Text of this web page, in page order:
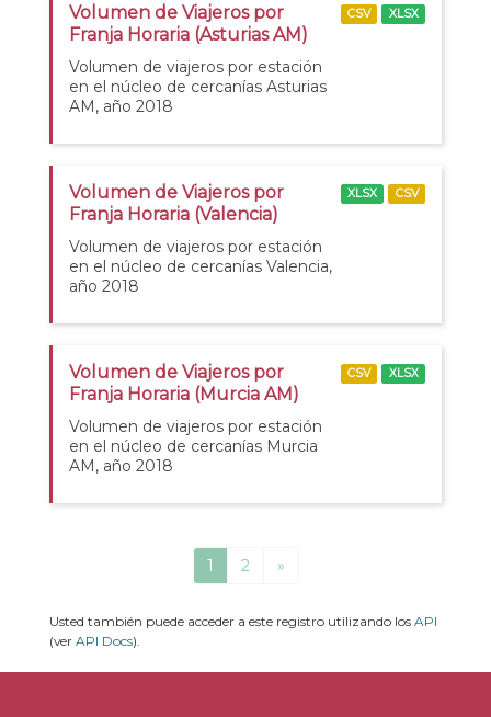
Volumen de Viajeros por
Franja Horaria (Asturias AM)
Volumen de viajeros por estación
en el núcleo de cercanías Asturias
AM, año 2018
CSV XLSX
Volumen de Viajeros por
Franja Horaria (Valencia)
Volumen de viajeros por estación
en el núcleo de cercanías Valencia,
año 2018
XLSX CSV
Volumen de Viajeros por
Franja Horaria (Murcia AM)
Volumen de viajeros por estación
en el núcleo de cercanías Murcia
AM, año 2018
CSV XLSX
1 2 »
Usted también puede acceder a este registro utilizando los API
(ver API Docs).